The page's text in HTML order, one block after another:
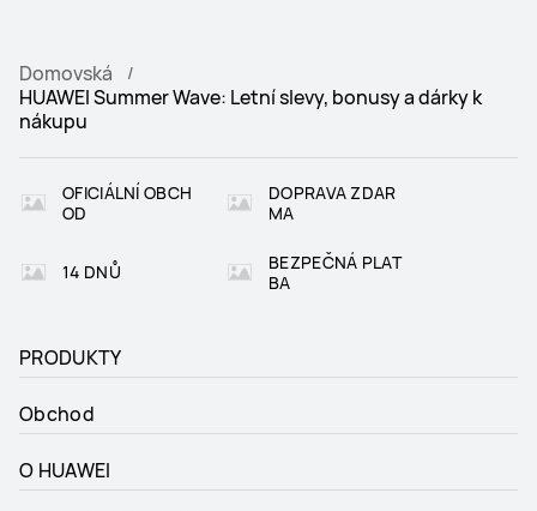
Domovská
HUAWEI Summer Wave: Letní slevy, bonusy a dárky k
nákupu
OFICIÁLNÍ OBCH
OD
DOPRAVA ZDAR
MA
14 DNŮ
BEZPEČNÁ PLAT
BA
PRODUKTY
Obchod
O HUAWEI